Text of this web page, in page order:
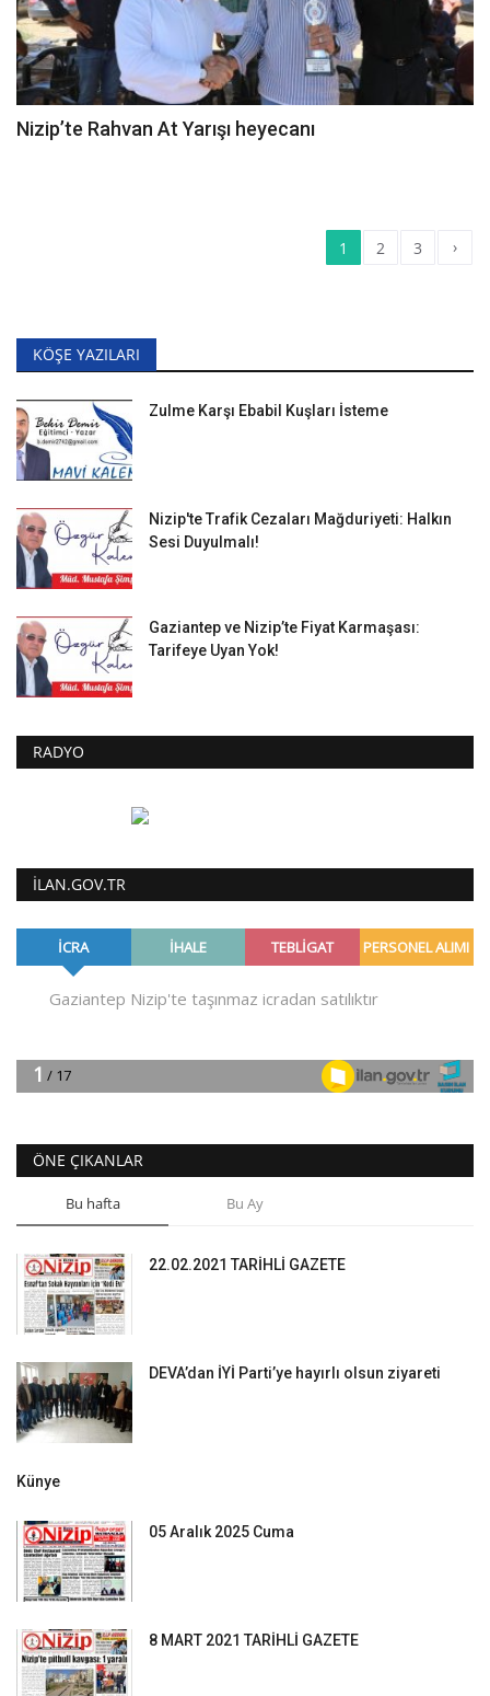
Nizip’te Rahvan At Yarışı heyecanı
1 2 3 ›
KÖŞE YAZILARI
Zulme Karşı Ebabil Kuşları İsteme
Nizip'te Trafik Cezaları Mağduriyeti: Halkın
Sesi Duyulmalı!
Gaziantep ve Nizip’te Fiyat Karmaşası:
Tarifeye Uyan Yok!
RADYO
ILAN.GOV.TR
ÖNE ÇIKANLAR
Bu hafta Bu Ay
22.02.2021 TARİHLİ GAZETE
DEVA’dan İYİ Parti’ye hayırlı olsun ziyareti
Künye
05 Aralık 2025 Cuma
8 MART 2021 TARİHLİ GAZETE